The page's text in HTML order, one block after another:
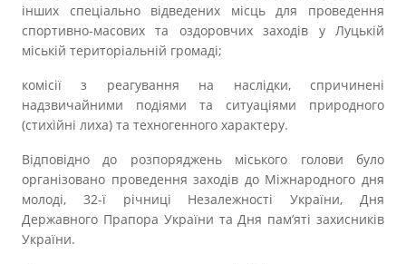
інших спеціально відведених місць для проведення
спортивно-масових та оздоровчих заходів у Луцькій
міській територіальній громаді;
комісії з реагування на наслідки, спричинені
надзвичайними подіями та ситуаціями природного
(стихійні лиха) та техногенного характеру.
Відповідно до розпоряджень міського голови було
організовано проведення заходів до Міжнародного дня
молоді, 32-ї річниці Незалежності України, Дня
Державного Прапора України та Дня пам’яті захисників
України.